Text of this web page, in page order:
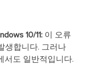
10/11:이 오류
생합니다. 그러나
서도 일반적입니다.